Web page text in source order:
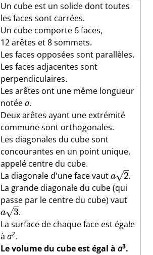
Un cube est un solide dont toutes
les faces sont carrées.
Un cube comporte 6 faces,
12 arêtes et 8 sommets.
Les faces opposées sont parallèles.
Les faces adjacentes sont
perpendiculaires.
Les arêtes ont une même longueur
notéea.
Deux arêtes ayant une extrémité
commune sont orthogonales.
Les diagonales du cube sont
concourantes en un point unique,
appelé centre du cube.
La diagonale d'une face vaut a 2
–
√ .
La grande diagonale du cube (qui
passe par le centre du cube) vaut
a 3
–
√ .
La surface de chaque face est égale
à a2.
Le volume du cube est égal à a3.